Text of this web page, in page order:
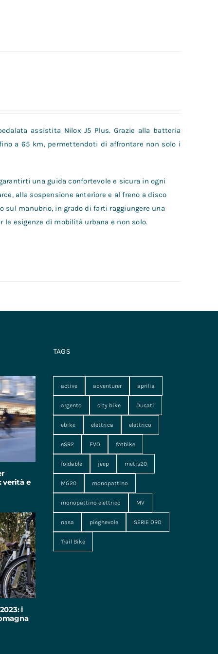
assistita Nilox J5 Plus. Grazie alla batteria
a 65 km, permettendoti di affrontare non solo i
una guida confortevole e sicura in ogni
alla sospensione anteriore e al freno a disco
sul manubrio, in grado di farti raggiungere una
esigenze di mobilità urbana e non solo.
e
i
TAGS
active adventurer aprilia
argento city bike Ducati
ebike elettrica elettrico
eSR2 EVO fatbike
foldable jeep metis20
MG20 monopattino
monopattino elettrico MV
nasa pieghevole SERIE ORO
Trail Bike